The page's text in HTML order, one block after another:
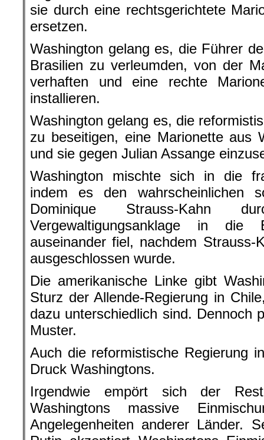
sie durch eine rechtsgerichtete
ersetzen.
Washington gelang es, die Führer
Brasilien zu verleumden, von der
verhaften und eine rechte
installieren.
Washington gelang es, die
zu beseitigen, eine Marionette aus
und sie gegen Julian Assange
Washington mischte sich in die
indem es den wahrscheinlichen
Dominique Strauss-Kahn
Vergewaltigungsanklage in
auseinander fiel, nachdem Strauss-
ausgeschlossen wurde.
Die amerikanische Linke gibt
Sturz der Allende-Regierung in
dazu unterschiedlich sind. Dennoch
Muster.
Auch die reformistische Regierung
Druck Washingtons.
Irgendwie empört sich der
Washingtons massive
Angelegenheiten anderer Länder.